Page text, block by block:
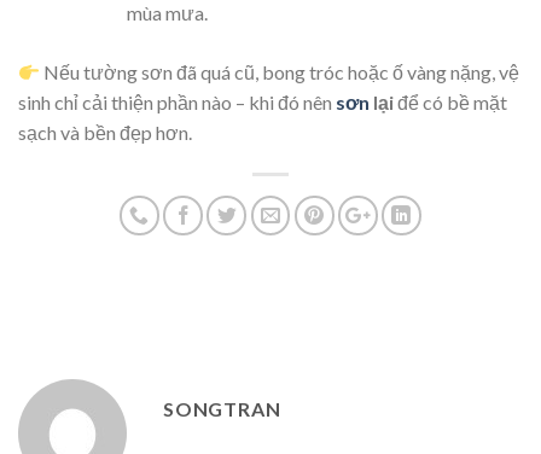
mùa mưa.
Nếu tường sơn đã quá cũ, bong tróc hoặc ố vàng nặng, vệ
sinh chỉ cải thiện phần nào – khi đó nên sơn lạiđể có bề mặt
sạch và bền đẹp hơn.
SONGTRAN